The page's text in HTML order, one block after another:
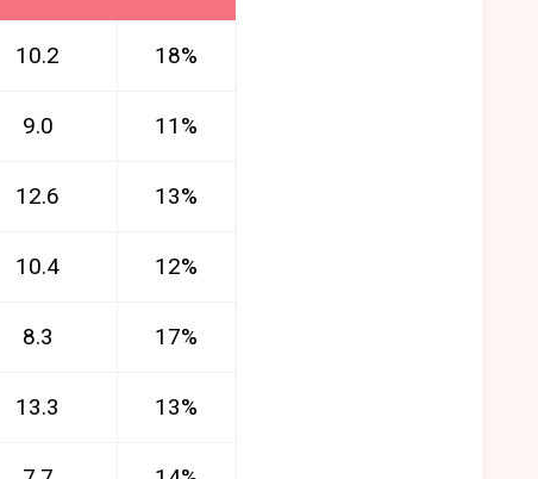
10.2 18%
9.0 11%
12.6 13%
10.4 12%
8.3 17%
13.3 13%